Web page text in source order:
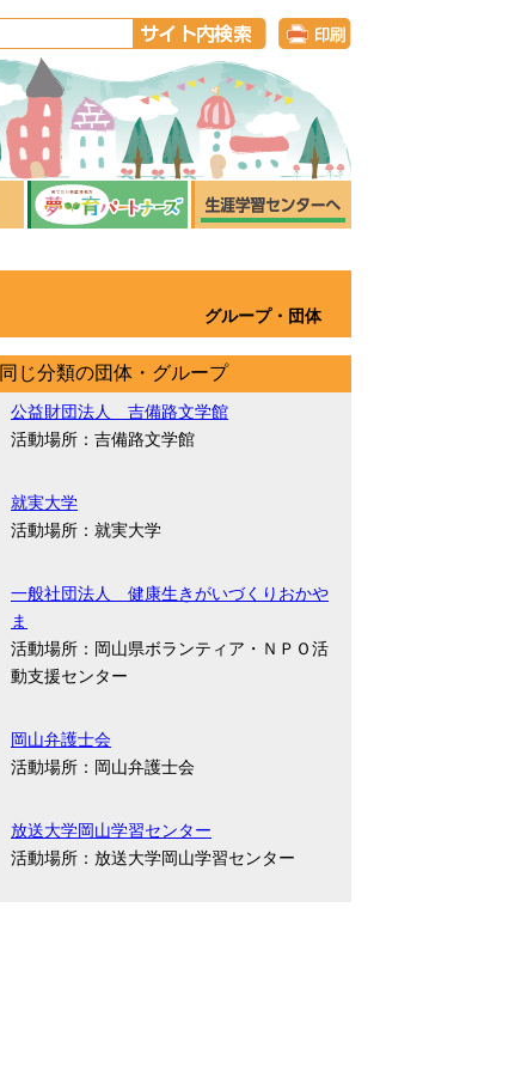
グループ・団体
同じ分類の団体・グループ
公益財団法人 吉備路文学館
活動場所：吉備路文学館
就実大学
活動場所：就実大学
一般社団法人 健康生きがいづくりおかや
ま
活動場所：岡山県ボランティア・ＮＰＯ活
動支援センター
岡山弁護士会
活動場所：岡山弁護士会
放送大学岡山学習センター
活動場所：放送大学岡山学習センター